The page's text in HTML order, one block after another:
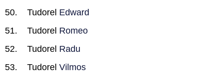
Tudorel Edward
Tudorel Romeo
Tudorel Radu
Tudorel Vilmos